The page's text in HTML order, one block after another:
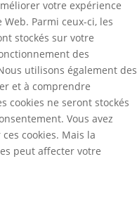
votre expérience
Parmi ceux-ci, les
stockés sur votre
des
utilisons également des
et à comprendre
cookies ne seront stockés
Vous avez
cookies. Mais la
peut affecter votre